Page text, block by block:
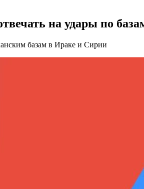
на удары по
базам в Ираке и Сирии